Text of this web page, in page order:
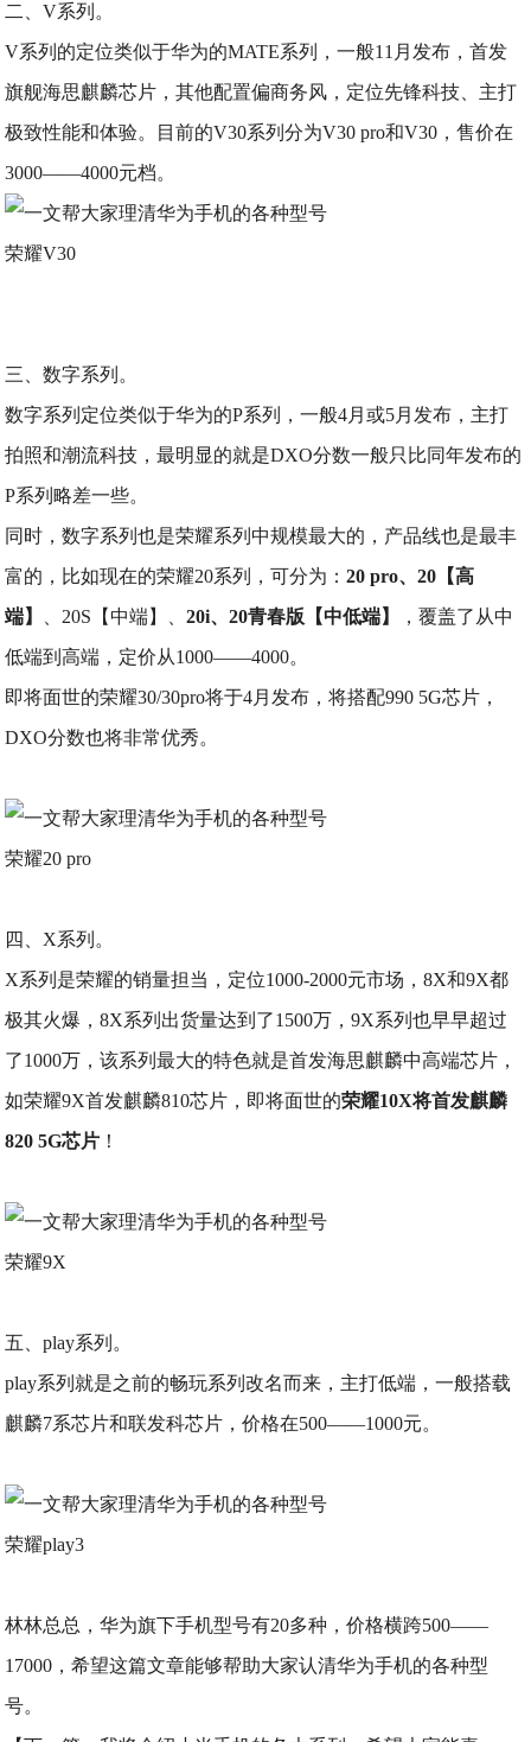
二、V系列。
V系列的定位类似于华为的MATE系列，一般11月发布，首发
旗舰海思麒麟芯片，其他配置偏商务风，定位先锋科技、主打
极致性能和体验。目前的V30系列分为V30 pro和V30，售价在
3000——4000元档。
荣耀V30
三、数字系列。
数字系列定位类似于华为的P系列，一般4月或5月发布，主打
拍照和潮流科技，最明显的就是DXO分数一般只比同年发布的
P系列略差一些。
同时，数字系列也是荣耀系列中规模最大的，产品线也是最丰
富的，比如现在的荣耀20系列，可分为：20 pro、20【高
端】
、20S【中端】、20i、20青春版【中低端】
，覆盖了从中
低端到高端，定价从1000——4000。
即将面世的荣耀30/30pro将于4月发布，将搭配990 5G芯片，
DXO分数也将非常优秀。
荣耀20 pro
四、X系列。
X系列是荣耀的销量担当，定位1000-2000元市场，8X和9X都
极其火爆，8X系列出货量达到了1500万，9X系列也早早超过
了1000万，该系列最大的特色就是首发海思麒麟中高端芯片，
如荣耀9X首发麒麟810芯片，即将面世的荣耀10X将首发麒麟
820 5G芯片 ！
荣耀9X
五、play系列。
play系列就是之前的畅玩系列改名而来，主打低端，一般搭载
麒麟7系芯片和联发科芯片，价格在500——1000元。
荣耀play3
林林总总，华为旗下手机型号有20多种，价格横跨500——
17000，希望这篇文章能够帮助大家认清华为手机的各种型
号。